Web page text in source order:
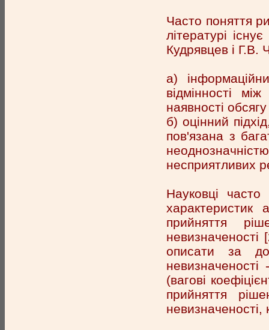
Часто поняття
літературі
Кудрявцев і Г.В.
а)
відмінності
наявності
б) оцінний
пов'язана з
несприятливих
Науковці
прийняття
описати за
(вагові
прийняття
невизначеності,